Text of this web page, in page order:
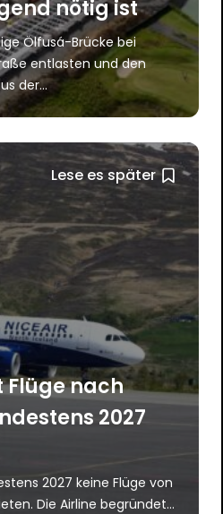
nötig ist
Ölfusá-Brücke bei
entlasten und den
der...
Lese es später
Flüge nach
2027
2027 keine Flüge von
Die Airline begründet...